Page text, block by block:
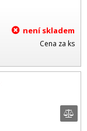
není skladem
Cena za ks